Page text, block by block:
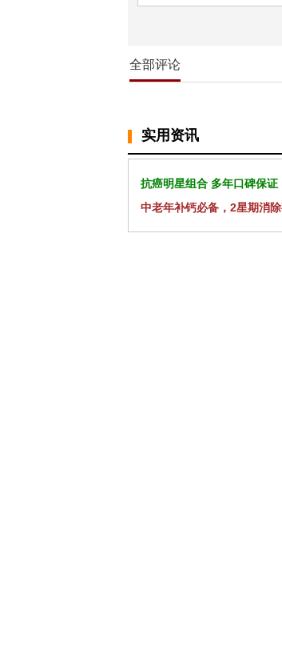
全部评论
实用资讯
抗癌明星组合 多年口碑保
中老年补钙必备，2星期消